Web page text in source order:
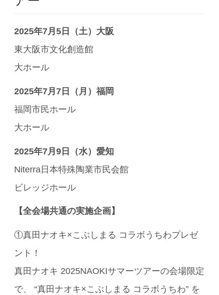
2025年7月5日（土）大阪
東大阪市文化創造館
大ホール
2025年7月7日（月）福岡
福岡市民ホール
大ホール
2025年7月9日（水）愛知
Niterra日本特殊陶業市民会館
ビレッジホール
【全会場共通の実施企画】
①真田ナオキ×こぶしまる コラボうちわプレゼ
ント！
真田ナオキ 2025NAOKIサマーツアーの会場限定
で、 “真田ナオキ×こぶしまる コラボうちわ” を